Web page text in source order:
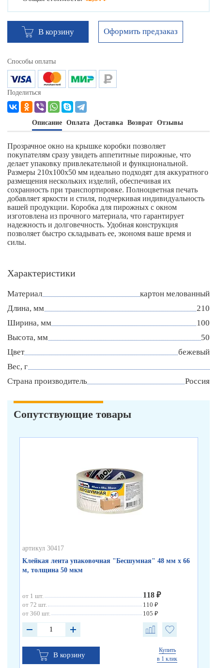
В корзину Оформить предзаказ
Способы оплаты
Поделиться
Описание Оплата Доставка Возврат Отзывы
Прозрачное окно на крышке коробки позволяет
покупателям сразу увидеть аппетитные пирожные, что
делает упаковку привлекательной и функциональной.
Размеры 210х100х50 мм идеально подходят для аккуратного
размещения нескольких изделий, обеспечивая их
сохранность при транспортировке. Полноцветная печать
добавляет яркости и стиля, подчеркивая индивидуальность
вашей продукции. Коробка для пирожных с окном
изготовлена из прочного материала, что гарантирует
надежность и долговечность. Удобная конструкция
позволяет быстро складывать ее, экономя ваше время и
силы.
Характеристики
Материал
картон мелованный
Длина, мм
210
Ширина, мм
100
Высота, мм
50
Цвет
бежевый
Вес, г
Страна производитель
Россия
Сопутствующие товары
артикул 30417
Клейкая лента упаковочная "Бесшумная" 48 мм х 66
м, толщина 50 мкм
от 1 шт. 118 ₽
от 72 шт.
110 ₽
от 360 шт.
105 ₽
В корзину
Купить
в 1 клик